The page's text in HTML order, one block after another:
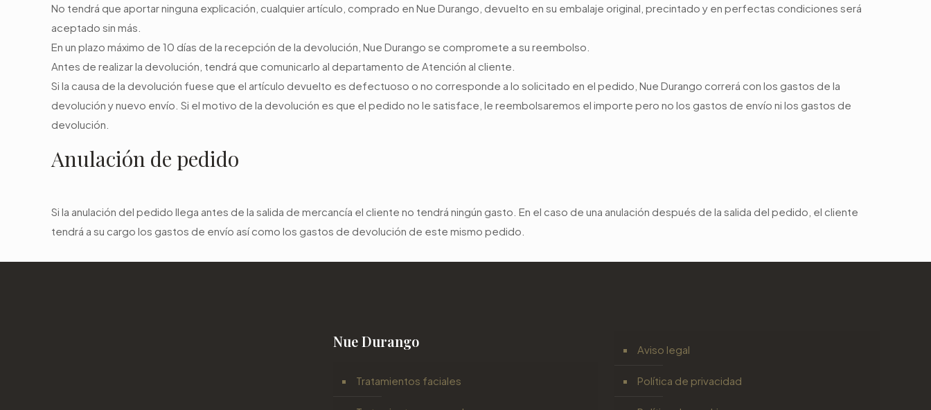
No tendrá que aportar ninguna explicación, cualquier artículo, comprado en Nue Durango, devuelto en su embalaje original, precintado y en perfectas condiciones será
aceptado sin más.
En un plazo máximo de 10 días de la recepción de la devolución, Nue Durango se compromete a su reembolso.
Antes de realizar la devolución, tendrá que comunicarlo al departamento de Atención al cliente.
Si la causa de la devolución fuese que el artículo devuelto es defectuoso o no corresponde a lo solicitado en el pedido, Nue Durango correrá con los gastos de la
devolución y nuevo envío. Si el motivo de la devolución es que el pedido no le satisface, le reembolsaremos el importe pero no los gastos de envío ni los gastos de
devolución.
Anulación de pedido
Si la anulación del pedido llega antes de la salida de mercancía el cliente no tendrá ningún gasto. En el caso de una anulación después de la salida del pedido, el cliente
tendrá a su cargo los gastos de envío así como los gastos de devolución de este mismo pedido.
Nue Durango
Tratamientos faciales
Aviso legal
Política de privacidad